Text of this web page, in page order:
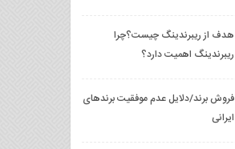
هدف از ریبرندینگ چیست؟چرا
ریبرندینگ اهمیت دارد؟
فروش برند/دلایل عدم موفقیت برندهای
ایرانی